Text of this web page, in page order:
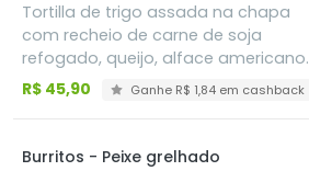
Tortilla de trigo assada na chapa
com recheio de carne de soja
refogado, queijo, alface americano,
sour cream, guacamole e feijão
R$ 45,90 Ganhe R$ 1,84 em cashback
Burritos - Peixe grelhado